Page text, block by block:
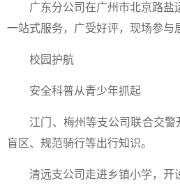
广东分公司在广州市北京路盐
一站式服务， 广受好评，现场参与
校园护航
安全科普从青少年抓起
江门、梅州等支公司联合交警
盲区、规范骑行等出行知识。
清远支公司走进乡镇小学， 开